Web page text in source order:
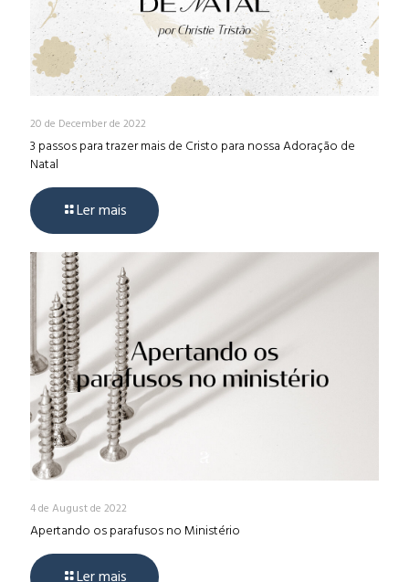
20 de December de 2022
3 passos para trazer mais de Cristo para nossa Adoração de
Natal
Ler mais
4 de August de 2022
Apertando os parafusos no Ministério
Ler mais